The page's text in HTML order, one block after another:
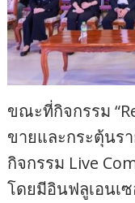
ขณะที่กิจกรรม
ขายและกระตุ้นร
กิจกรรม Live
โดยมีอินฟลูเอนเ